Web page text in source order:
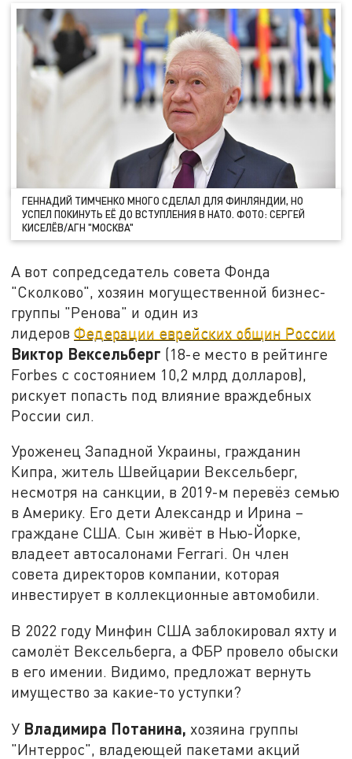
ГЕННАДИЙ ТИМЧЕНКО МНОГО СДЕЛАЛ ДЛЯ ФИНЛЯНДИИ, НО
УСПЕЛ ПОКИНУТЬ ЕЁ ДО ВСТУПЛЕНИЯ В НАТО. ФОТО: СЕРГЕЙ
КИСЕЛЁВ/АГН "МОСКВА"
А вот сопредседатель совета Фонда
"Сколково", хозяин могущественной бизнес-
группы "Ренова" и один из
лидеровФедерации еврейских общин России
Виктор Вексельберг (18-е место в рейтинге
Forbes с состоянием 10,2 млрд долларов),
рискует попасть под влияние враждебных
России сил.
Уроженец Западной Украины, гражданин
Кипра, житель Швейцарии Вексельберг,
несмотря на санкции, в 2019-м перевёз семью
в Америку. Его дети Александр и Ирина –
граждане США. Сын живёт в Нью-Йорке,
владеет автосалонами Ferrari. Он член
совета директоров компании, которая
инвестирует в коллекционные автомобили.
В 2022 году Минфин США заблокировал яхту и
самолёт Вексельберга, а ФБР провело обыски
в его имении. Видимо, предложат вернуть
имущество за какие-то уступки?
У Владимира Потанина, хозяина группы
"Интеррос", владеющей пакетами акций